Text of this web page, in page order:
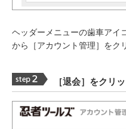
ヘッダーメニューの歯車アイ
から［アカウント管理］をク
［退会］をクリ